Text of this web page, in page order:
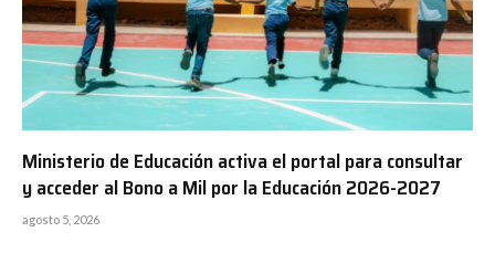
Ministerio de Educación activa el portal para consultar
y acceder al Bono a Mil por la Educación 2026-2027
agosto 5, 2026